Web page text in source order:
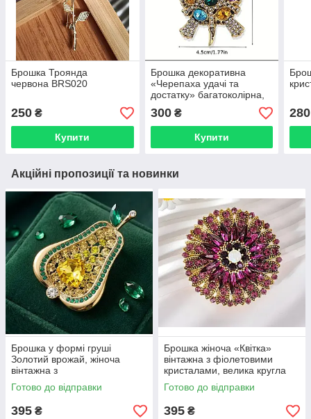
Брошка Троянда
червона BRS020
250 ₴
Купити
Брошка декоративна
«Черепаха удачі та
достатку» багатоколірна,
металева, з
кристалами BRS190
300₴
Купити
280
Акційні пропозиції та новинки
Брошка у формі груші
Золотий врожай, жіноча
вінтажна з
кристалами BRS212
Готово до відправки
395 ₴
Брошка жіноча «Квітка»
вінтажна з фіолетовими
кристалами, велика кругла
брошка в золотистому
кольорі BRS21
Готово до відправки
395 ₴